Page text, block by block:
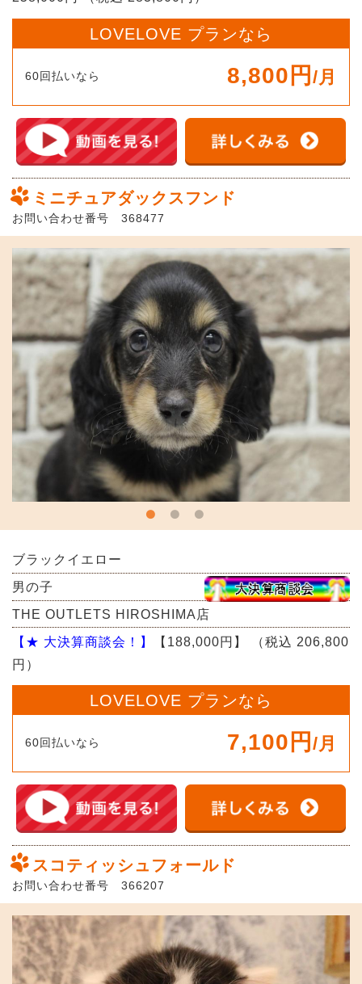
LOVELOVE プランなら
60回払いなら 8,800円 /月
ミニチュアダックスフンド
お問い合わせ番号 368477
ブラックイエロー
男の子
THE OUTLETS HIROSHIMA店
【★ 大決算商談会！】
【188,000円】
（税込 206,800
円）
LOVELOVE プランなら
60回払いなら 7,100円 /月
スコティッシュフォールド
お問い合わせ番号 366207